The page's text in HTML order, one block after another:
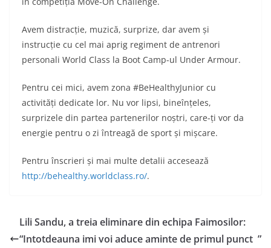
Avem distracție, muzică, surprize, dar avem și
instrucție cu cel mai aprig regiment de antrenori
personali World Class la Boot Camp-ul Under Armour.
Pentru cei mici, avem zona #BeHealthyJunior cu
activități dedicate lor. Nu vor lipsi, bineînțeles,
surprizele din partea partenerilor noștri, care-ți vor da
energie pentru o zi întreagă de sport și mișcare.
Pentru înscrieri și mai multe detalii accesează
http://behealthy.worldclass.ro/.
Lili Sandu, a treia eliminare din echipa Faimosilor:
“Intotdeauna imi voi aduce aminte de primul punct ”